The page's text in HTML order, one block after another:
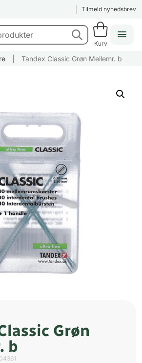
Tilmeld nyhedsbrev
Kurv
Tandex Classic Grøn Mellemr. b
Grøn
b